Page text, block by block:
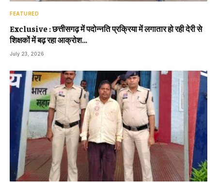
FEATURED
Exclusive : छत्तीसगढ़ में पदोन्नति प्रक्रिया में लगातार हो रही देरी से
शिक्षकों में बढ़ रहा आक्रोश…
July 23, 2026